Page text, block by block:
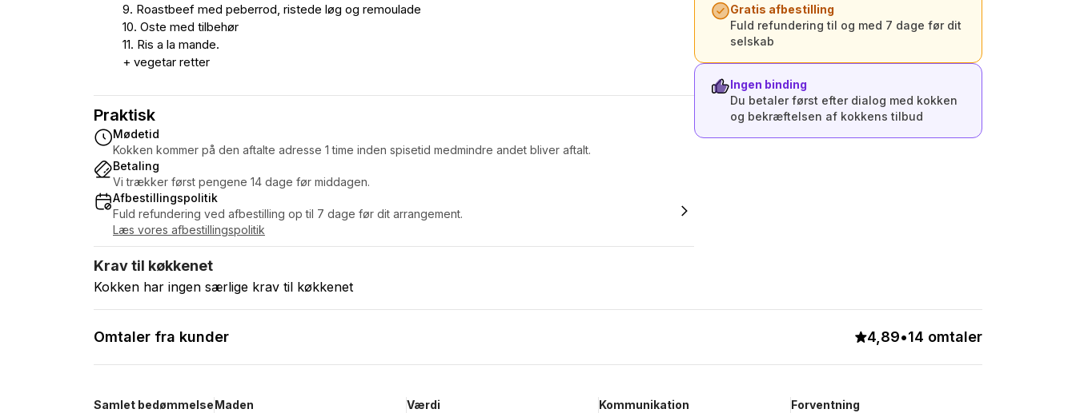
9. Roastbeef med peberrod, ristede løg og remoulade
10. Oste med tilbehør
11. Ris a la mande.
+ vegetar retter
Praktisk
Mødetid
Kokken kommer på den aftalte adresse 1 time inden spisetid medmindre andet bliver aftalt.
Betaling
Vi trækker først pengene 14 dage før middagen.
Afbestillingspolitik
Fuld refundering ved afbestilling op til 7 dage før dit arrangement.
Læs vores afbestillingspolitik
Krav til køkkenet
Kokken har ingen særlige krav til køkkenet
Gratis afbestilling
Fuld refundering til og med 7 dage før dit
selskab
Ingen binding
Du betaler først efter dialog med kokken
og bekræftelsen af kokkens tilbud
Omtaler fra kunder 4,89•14 omtaler
Samlet bedømmelseMaden Værdi Kommunikation Forventning